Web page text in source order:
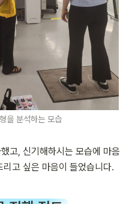
을 분석하는 모습
고, 신기해하시는 모습에 마음
고 싶은 마음이 들었습니다.